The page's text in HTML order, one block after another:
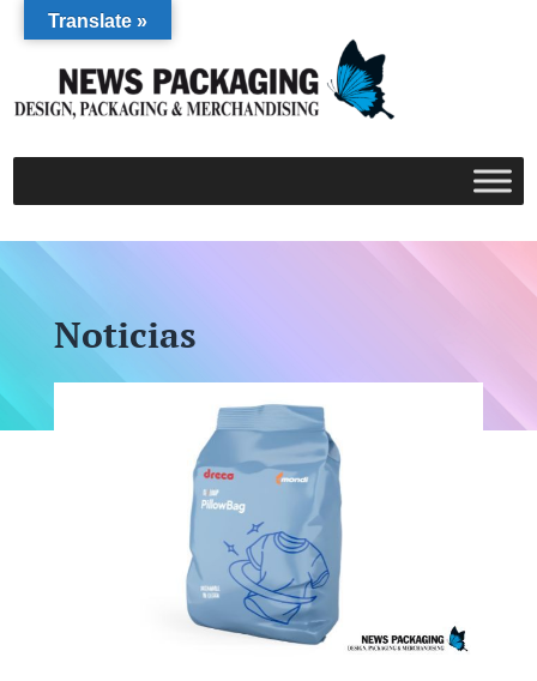
Noticias
Translate »